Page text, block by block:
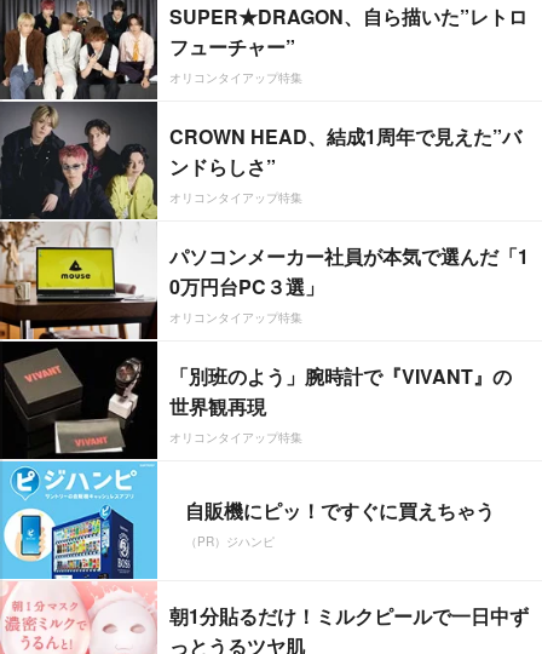
SUPER★DRAGON、自ら描いた”レトロ
フューチャー”
オリコンタイアップ特集
CROWN HEAD、結成1周年で見えた”バ
ンドらしさ”
オリコンタイアップ特集
パソコンメーカー社員が本気で選んだ「1
0万円台PC３選」
オリコンタイアップ特集
「別班のよう」腕時計で『VIVANT』の
世界観再現
オリコンタイアップ特集
自販機にピッ！ですぐに買えちゃう
（PR）ジハンピ
朝1分貼るだけ！ミルクピールで一日中ず
っとうるツヤ肌